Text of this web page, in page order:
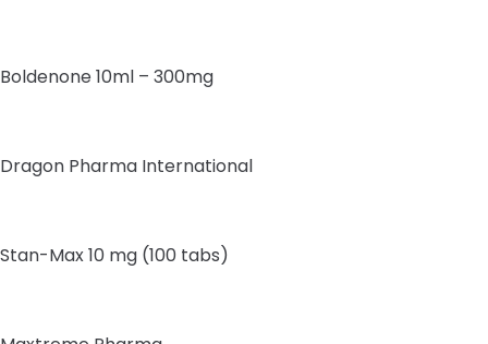
Boldenone 10ml – 300mg
Dragon Pharma International
Stan-Max 10 mg (100 tabs)